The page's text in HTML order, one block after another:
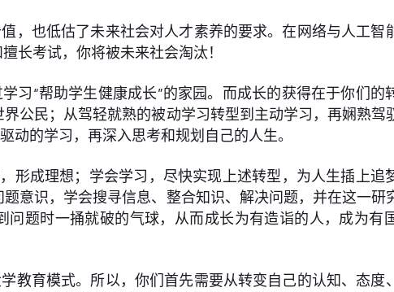
也低估了未来社会对人才素养的要求。在网络与人工智
长考试，你将被未来社会淘汰！
习“帮助学生健康成长”的家园。而成长的获得在于你们的
公民；从驾轻就熟的被动学习转型到主动学习，再娴熟驾
动的学习，再深入思考和规划自己的人生。
形成理想；学会学习，尽快实现上述转型，为人生插上追
意识，学会搜寻信息、整合知识、解决问题，并在这一研
题时一捅就破的气球，从而成长为有造诣的人，成为有
育模式。所以，你们首先需要从转变自己的认知、态度